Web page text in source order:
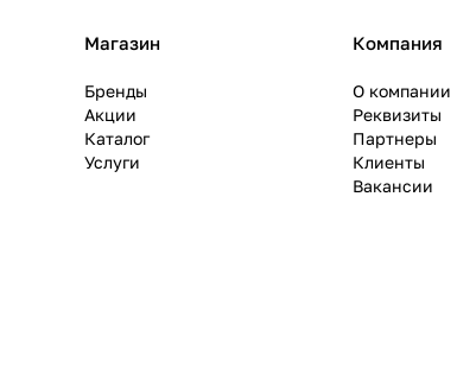
Магазин
Бренды
Акции
Каталог
Услуги
Компания
О компании
Реквизиты
Партнеры
Клиенты
Вакансии